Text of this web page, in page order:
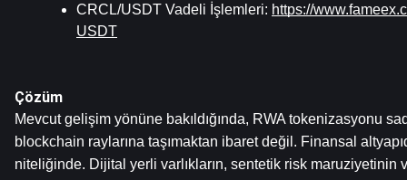
CRCL/USDT Vadeli İşlemleri: https://
USDT
Çözüm
Mevcut gelişim yönüne bakıldığında, RWA tokenizasyonu
blockchain raylarına taşımaktan ibaret değil. Finansal
niteliğinde. Dijital yerli varlıkların, sentetik risk